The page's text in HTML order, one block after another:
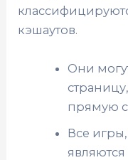
кэшаутов.
Они
прямую
Все